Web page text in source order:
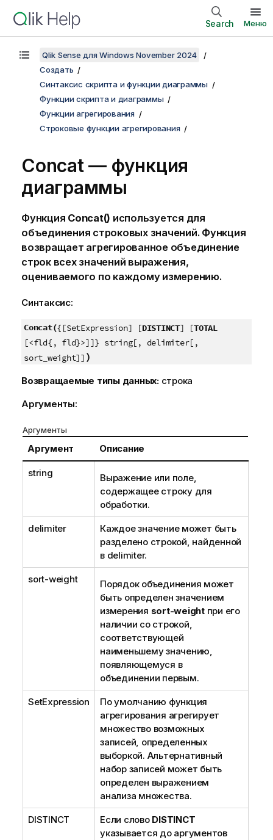
Search Меню
Qlik Sense для Windows November 2024
Создать
Синтаксис скрипта и функции диаграммы
Функции скрипта и диаграммы
Функции агрегирования
Строковые функции агрегирования
Concat— функция
диаграммы
Функция Concat() используется для
объединения строковых значений. Функция
возвращает агрегированное объединение
строк всех значений выражения,
оцениваемого по каждому измерению.
Синтаксис:
Concat({[SetExpression] [DISTINCT] [TOTAL
[<fld{, fld}>]]} string[, delimiter[,
sort_weight]] )
Возвращаемые типы данных: строка
Аргументы:
Аргументы
Аргумент Описание
string
Выражение или поле,
содержащее строку для
обработки.
delimiter
Каждое значение может быть
разделено строкой, найденной
в delimiter.
sort-weight
Порядок объединения может
быть определен значением
измерения sort-weightпри его
наличии со строкой,
соответствующей
наименьшему значению,
появляющемуся в
объединении первым.
SetExpression
По умолчанию функция
агрегирования агрегирует
множество возможных
записей, определенных
выборкой. Альтернативный
набор записей может быть
определен выражением
анализа множества.
DISTINCT Если слово DISTINCT
указывается до аргументов